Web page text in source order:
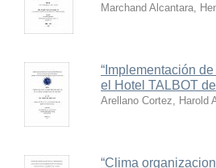
Marchand Alcantara,
“Implementación
el Hotel TALBOT
Arellano Cortez, Harold
“Clima